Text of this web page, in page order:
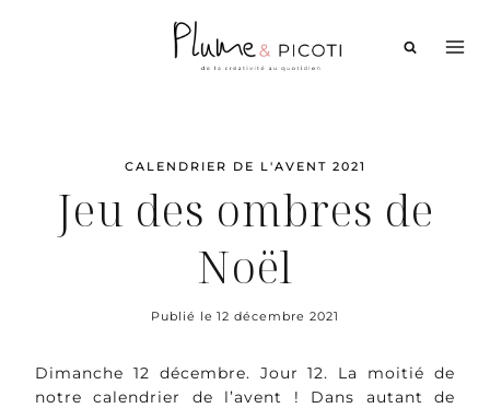
CALENDRIER DE L'AVENT 2021
Jeu des ombres de
Noël
Publié le 12 décembre 2021
Dimanche 12 décembre. Jour 12. La moitié de
notre calendrier de l’avent ! Dans autant de